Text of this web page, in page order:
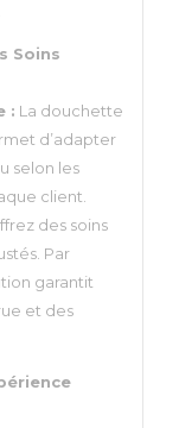
Soins
: La douchette
d’adapter
selon les
client.
des soins
Par
garantit
et des